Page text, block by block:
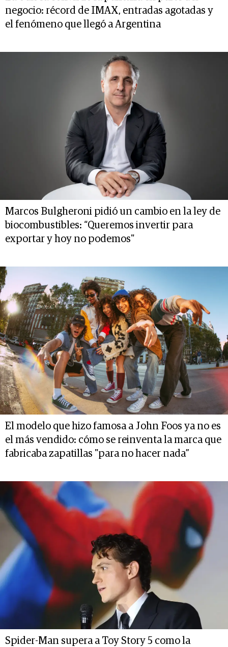
negocio: récord de IMAX, entradas agotadas y
el fenómeno que llegó a Argentina
Marcos Bulgheroni pidió un cambio en la ley de
biocombustibles: “Queremos invertir para
exportar y hoy no podemos"
El modelo que hizo famosa a John Foos ya no es
el más vendido: cómo se reinventa la marca que
fabricaba zapatillas "para no hacer nada”
Spider-Man supera a Toy Story 5 como la